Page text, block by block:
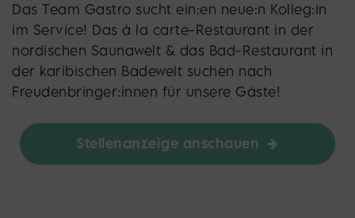
Das Team Gastro sucht ein:en neue:n Kolleg:in
im Service! Das à la carte-Restaurant in der
nordischen Saunawelt & das Bad-Restaurant in
der karibischen Badewelt suchen nach
Freudenbringer:innen für unsere Gäste!
Stellenanzeige anschauen